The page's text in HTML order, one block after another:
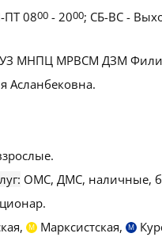
ПТ 0800 - 2000; СБ-ВС -
МНПЦ МРВСМ ДЗМ
Асланбековна.
ОМС, ДМС, наличные,
М Марксистская, М